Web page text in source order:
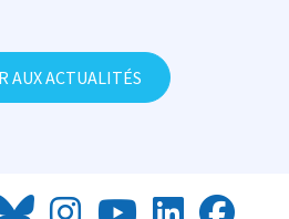
AUX ACTUALITÉS